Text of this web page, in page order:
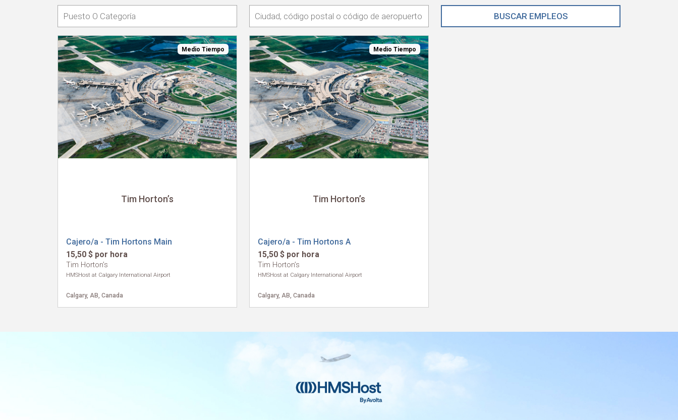
Medio Tiempo
Tim Horton’s
Cajero/a - Tim Hortons Main
15,50 $ por hora
Tim Horton’s
HMSHost at Calgary International Airport
Calgary, AB, Canada
Medio Tiempo
Tim Horton’s
Cajero/a - Tim Hortons A
15,50 $ por hora
Tim Horton’s
HMSHost at Calgary International Airport
Calgary, AB, Canada